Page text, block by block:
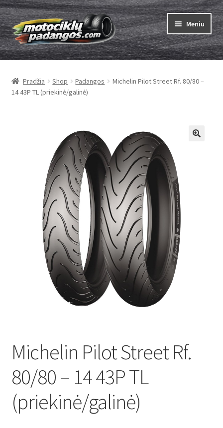
Pereiti
prie
meniu
Pereiti
prie
turinio
Meniu
Padangos
menu
Kameros
menu
Kontaktai
Pradžia Shop Padangos
Michelin Pilot Street Rf. 80/80 –
14 43P TL (priekinė/galinė)
Michelin Pilot Street Rf.
80/80 – 14 43P TL
(priekinė/galinė)